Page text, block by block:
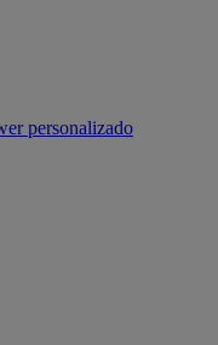
personalizado